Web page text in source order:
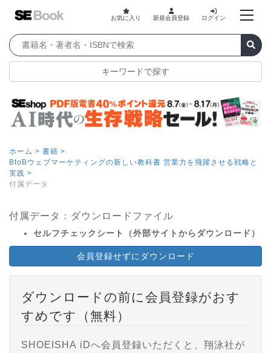
お気に入り 新規会員登録 ログイン
キーワードで探す
ホーム > 書籍 >
BtoBウェブマーケティングの新しい教科書 営業力を飛躍させる戦略と
実践 >
付属データ
付属データ：ダウンロードファイル
セルフチェックシート（外部サイトからダウンロード）
会員登録せずにダウンロード
ダウンロードの前に会員登録がおす
すめです（無料）
SHOEISHA iDへ会員登録いただくと、翔泳社が